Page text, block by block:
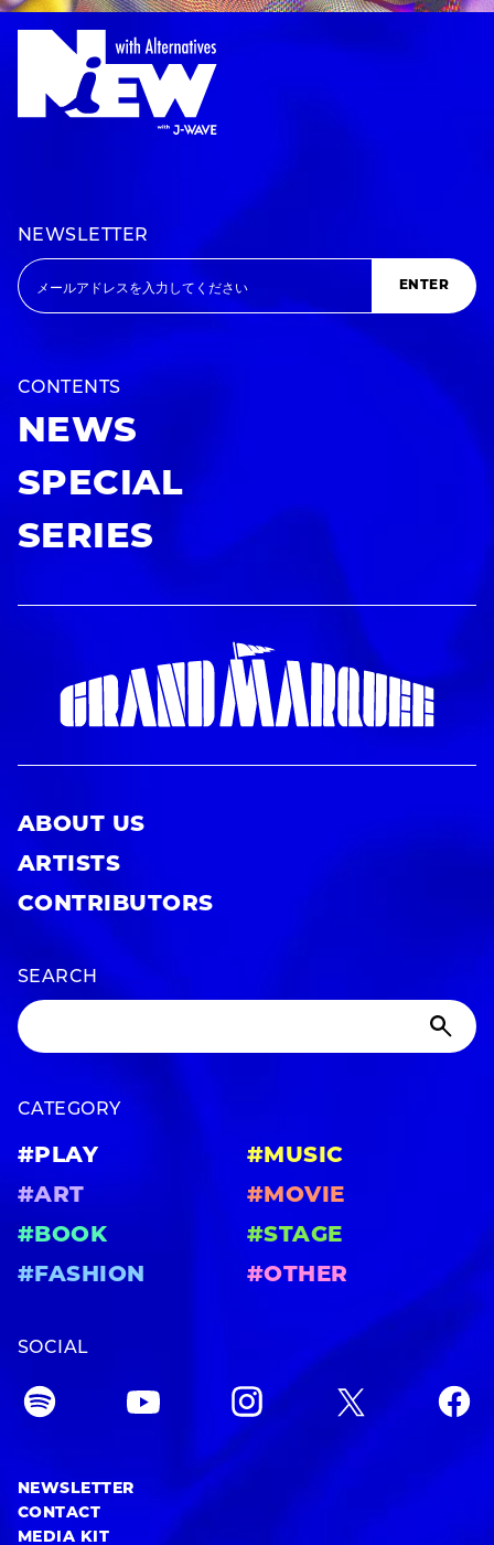
NEWSLETTER
ENTER
CONTENTS
NEWS
SPECIAL
SERIES
ABOUT US
ARTISTS
CONTRIBUTORS
SEARCH
CATEGORY
#PLAY
#MUSIC
#ART
#MOVIE
#BOOK
#STAGE
#FASHION
#OTHER
SOCIAL
NEWSLETTER
CONTACT
MEDIA KIT